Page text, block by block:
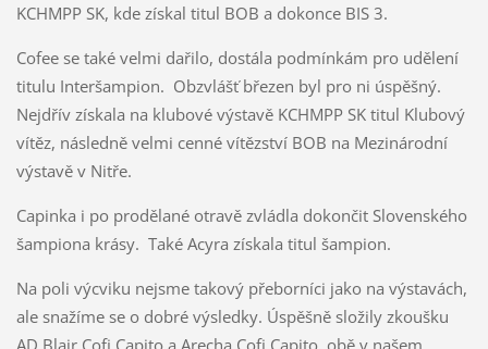
KCHMPP SK, kde získal titul BOB a dokonce BIS 3.
Cofee se také velmi dařilo, dostála podmínkám pro udělení
titulu Interšampion. Obzvlášť březen byl pro ni úspěšný.
Nejdřív získala na klubové výstavě KCHMPP SK titul Klubový
vítěz, následně velmi cenné vítězství BOB na Mezinárodní
výstavě v Nitře.
Capinka i po prodělané otravě zvládla dokončit Slovenského
šampiona krásy. Také Acyra získala titul šampion.
Na poli výcviku nejsme takový přeborníci jako na výstavách,
ale snažíme se o dobré výsledky. Úspěšně složily zkoušku
AD Blair Cofi Capito a Arecha Cofi Capito, obě v našem